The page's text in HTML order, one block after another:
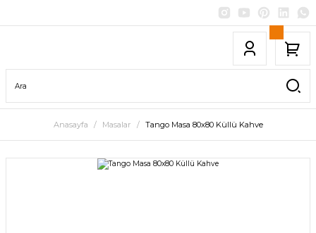
Anasayfa Masalar Tango Masa 80x80 Küllü Kahve